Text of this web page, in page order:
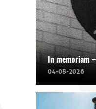
In memoriam
04-08-2026